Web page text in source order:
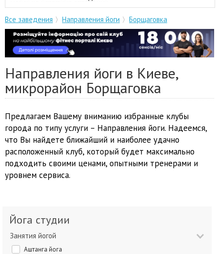
Все заведения Направления йоги Борщаговка
Направления йоги в Киеве,
микрорайон Борщаговка
Предлагаем Вашему вниманию избранные клубы
города по типу услуги – Направления йоги. Надеемся,
что Вы найдете ближайший и наиболее удачно
расположенный клуб, который будет максимально
подходить своими ценами, опытными тренерами и
уровнем сервиса.
Йога студии
Занятия йогой
Аштанга йога